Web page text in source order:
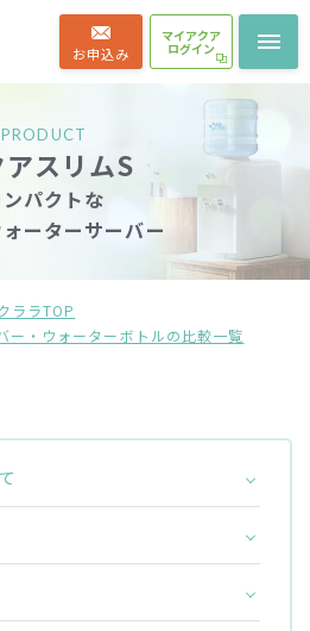
お申込み
マイアクア
ログイン
PRODUCT
アスリムS
ンパクトな
ーターサーバー
ララTOP
ー・ウォーターボトルの比較一覧